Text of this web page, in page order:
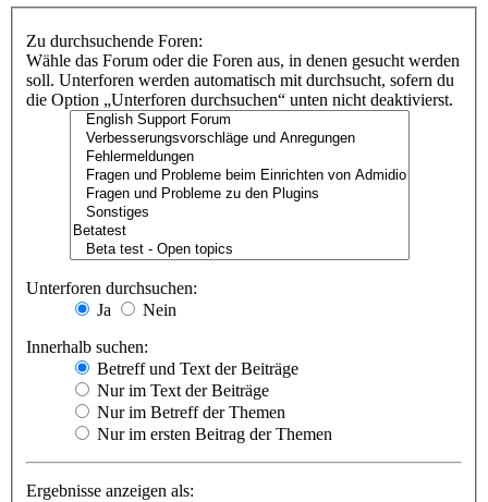
Zu durchsuchende Foren:
Wähle das Forum oder die Foren aus, in denen gesucht werden
soll. Unterforen werden automatisch mit durchsucht, sofern du
die Option „Unterforen durchsuchen“ unten nicht deaktivierst.
Unterforen durchsuchen:
Ja
Nein
Innerhalb suchen:
Betreff und Text der Beiträge
Nur im Text der Beiträge
Nur im Betreff der Themen
Nur im ersten Beitrag der Themen
Ergebnisse anzeigen als: